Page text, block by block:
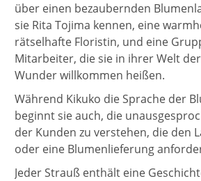
über einen bezaubernden
sie Rita Tojima kennen, eine
rätselhafte Floristin, und eine
Mitarbeiter, die sie in ihrer Welt
Wunder willkommen heißen.
Während Kikuko die Sprache der
beginnt sie auch, die
der Kunden zu verstehen, die den
oder eine Blumenlieferung
Jeder Strauß enthält eine